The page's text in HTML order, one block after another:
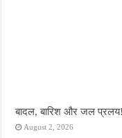
बादल, बारिश और जल
August 2, 2026